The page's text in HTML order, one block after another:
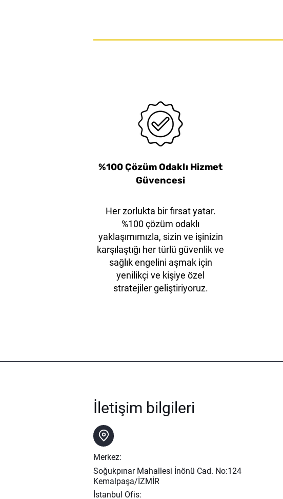
KLEVER EcoXChange20
Kleen™ XChange Geniş Ağızlı
%100 Çözüm Odaklı Hizmet
Güvencesi
Her zorlukta bir fırsat yatar.
%100 çözüm odaklı
yaklaşımımızla, sizin ve işinizin
karşılaştığı her türlü güvenlik ve
sağlık engelini aşmak için
yenilikçi ve kişiye özel
stratejiler geliştiriyoruz.
İletişim bilgileri
Merkez:
Soğukpınar Mahallesi İnönü Cad. No:124
Kemalpaşa/İZMİR
İstanbul Ofis: